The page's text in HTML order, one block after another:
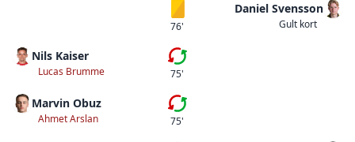
Gult kort
76'
Daniel Svensson
Gult kort
Nils Kaiser
Lucas Brumme
Andra bytet
75'
Marvin Obuz
Ahmet Arslan
Första bytet
75'